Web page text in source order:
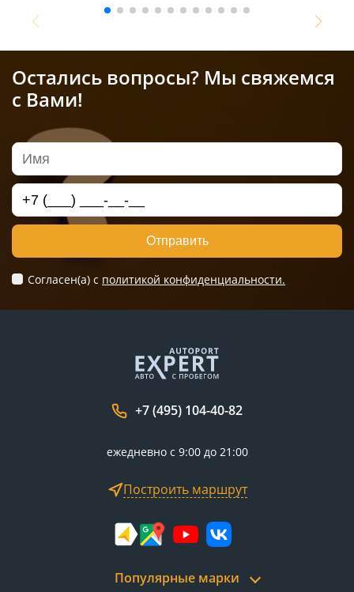
Остались вопросы? Мы свяжемся
с Вами!
Отправить
Согласен(а) c политикой конфиденциальности.
+7 (495) 104-40-82
ежедневно с 9:00 до 21:00
Построить маршрут
Популярные марки